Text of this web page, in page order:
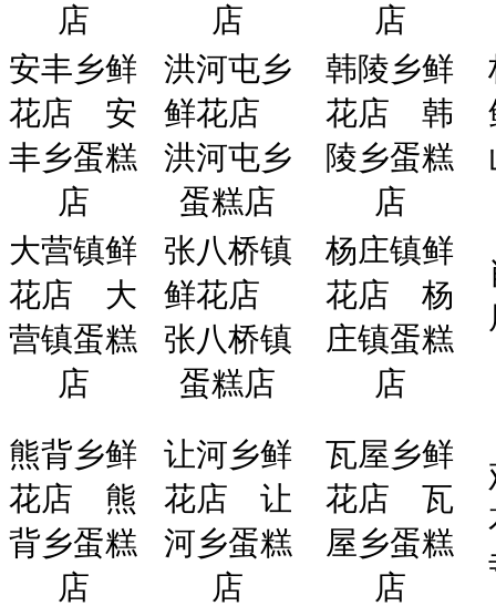
店
店
店
安丰乡鲜
花店
安
丰乡蛋糕
店
洪河屯乡
鲜花店
洪河屯乡
蛋糕店
韩陵乡鲜
花店
韩
陵乡蛋糕
店
大营镇鲜
花店
大
营镇蛋糕
店
张八桥镇
鲜花店
张八桥镇
蛋糕店
杨庄镇鲜
花店
杨
庄镇蛋糕
店
熊背乡鲜
花店
熊
背乡蛋糕
店
让河乡鲜
花店
让
河乡蛋糕
店
瓦屋乡鲜
花店
瓦
屋乡蛋糕
店